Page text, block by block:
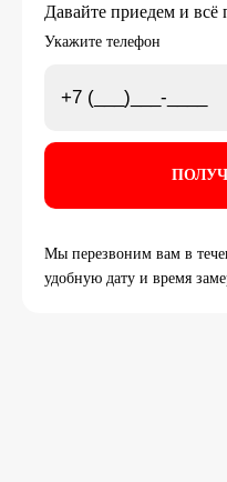
Давайте приедем и всё
Укажите телефон
Мы перезвоним вам в
удобную дату и время